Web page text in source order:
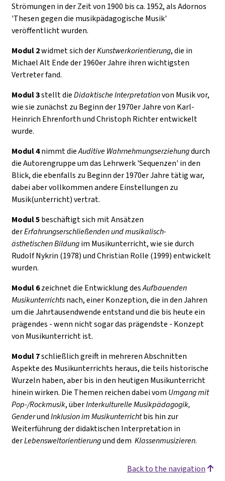
Strömungen in der Zeit von 1900 bis ca. 1952, als Adornos
'Thesen gegen die musikpädagogische Musik'
veröffentlicht wurden.
Modul 2widmet sich derKunstwerkorientierung, die in
Michael Alt Ende der 1960er Jahre ihren wichtigsten
Vertreter fand.
Modul 3stellt dieDidaktische Interpretationvon Musik vor,
wie sie zunächst zu Beginn der 1970er Jahre von Karl-
Heinrich Ehrenforth und Christoph Richter entwickelt
wurde.
Modul 4nimmt dieAuditive Wahrnehmungserziehungdurch
die Autorengruppe um das Lehrwerk 'Sequenzen' in den
Blick, die ebenfalls zu Beginn der 1970er Jahre tätig war,
dabei aber vollkommen andere Einstellungen zu
Musik(unterricht) vertrat.
Modul 5beschäftigt sich mit Ansätzen
derErfahrungserschließenden und musikalisch-
ästhetischen Bildungim Musikunterricht, wie sie durch
Rudolf Nykrin (1978) und Christian Rolle (1999) entwickelt
wurden.
Modul 6zeichnet die Entwicklung desAufbauenden
Musikunterrichtsnach, einer Konzeption, die in den Jahren
um die Jahrtausendwende entstand und die bis heute ein
prägendes - wenn nicht sogar das prägendste - Konzept
von Musikunterricht ist.
Modul 7schließlich greift in mehreren Abschnitten
Aspekte des Musikunterrichts heraus, die teils historische
Wurzeln haben, aber bis in den heutigen Musikunterricht
hinein wirken. Die Themen reichen dabei vom Umgang mit
Pop-/Rockmusik, überInterkulturelle Musikpädagogik,
GenderundInklusionim Musikunterrichtbis hin zur
Weiterführung der didaktischen Interpretation in
derLebensweltorientierungund dem Klassenmusizieren.
Back to the navigation